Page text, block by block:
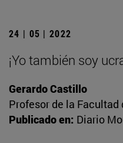
24 | 05 | 2022
¡Yo también soy
Gerardo Castillo
Profesor de la
Publicado en: Diario